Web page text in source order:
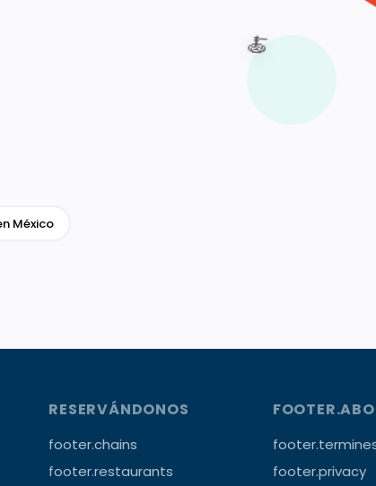
México
🍝
RESERVÁNDONOS
footer.chains
footer.restaurants
footer.privacy